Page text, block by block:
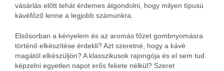
vásárlás előtt tehát érdemes átgondolni, hogy milyen típusú
kávéfőző lenne a legjobb számunkra.
Elsősorban a kényelem és az aromás főzet gombnyomásra
történő elkészítése érdekli? Azt szeretné, hogy a kávé
magától elkészüljön? A klasszikusok rajongója és el sem tud
képzelni egyetlen napot erős fekete nélkül? Szeret